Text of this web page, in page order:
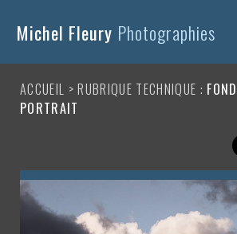
Michel Fleury Photographies
ACCUEIL >RUBRIQUE TECHNIQUE :
PORTRAIT